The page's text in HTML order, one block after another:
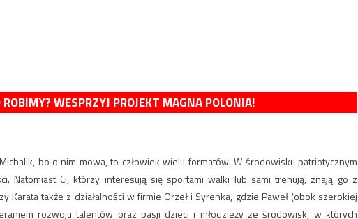
WESPRZYJ PROJEKT MAGNA POLONIA!
bo o nim mowa, to człowiek wielu formatów. W środowisku patriotycznym
Natomiast Ci, którzy interesują się sportami walki lub sami trenują, znają go z
Karata także z działalności w firmie Orzeł i Syrenka, gdzie Paweł (obok szerokiej
rozwoju talentów oraz pasji dzieci i młodzieży ze środowisk, w których